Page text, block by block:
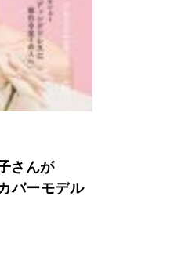
さんが
バーモデル